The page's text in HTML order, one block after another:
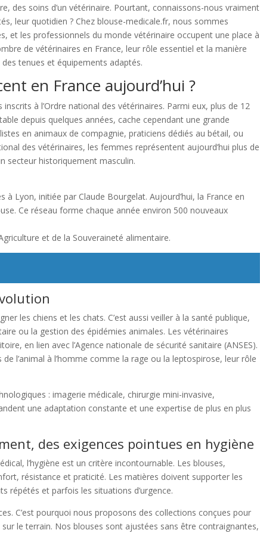
des soins d’un vétérinaire. Pourtant, connaissons-nous vraiment
leur quotidien ? Chez blouse-medicale.fr, nous sommes
et les professionnels du monde vétérinaire occupent une place à
de vétérinaires en France, leur rôle essentiel et la manière
tenues et équipements adaptés.
en France aujourd’hui ?
à l’Ordre national des vétérinaires. Parmi eux, plus de 12
depuis quelques années, cache cependant une grande
en animaux de compagnie, praticiens dédiés au bétail, ou
des vétérinaires, les femmes représentent aujourd’hui plus de
secteur historiquement masculin.
Lyon, initiée par Claude Bourgelat. Aujourd’hui, la France en
Ce réseau forme chaque année environ 500 nouveaux
et de la Souveraineté alimentaire.
les chiens et les chats. C’est aussi veiller à la santé publique,
ou la gestion des épidémies animales. Les vétérinaires
en lien avec l’Agence nationale de sécurité sanitaire (ANSES).
l’animal à l’homme comme la rage ou la leptospirose, leur rôle
: imagerie médicale, chirurgie mini-invasive,
une adaptation constante et une expertise de plus en plus
des exigences pointues en hygiène
l’hygiène est un critère incontournable. Les blouses,
résistance et praticité. Les matières doivent supporter les
répétés et parfois les situations d’urgence.
C’est pourquoi nous proposons des collections conçues pour
le terrain. Nos blouses sont ajustées sans être contraignantes,